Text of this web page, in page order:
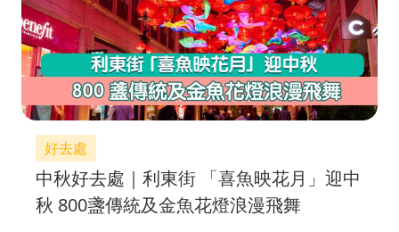
好去處
中秋好去處｜利東街 「喜魚映花月」迎中
秋 800盞傳統及金魚花燈浪漫飛舞